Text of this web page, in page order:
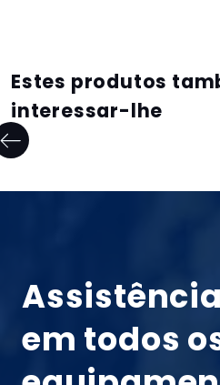
Estes produtos
interessar-lhe
em todos